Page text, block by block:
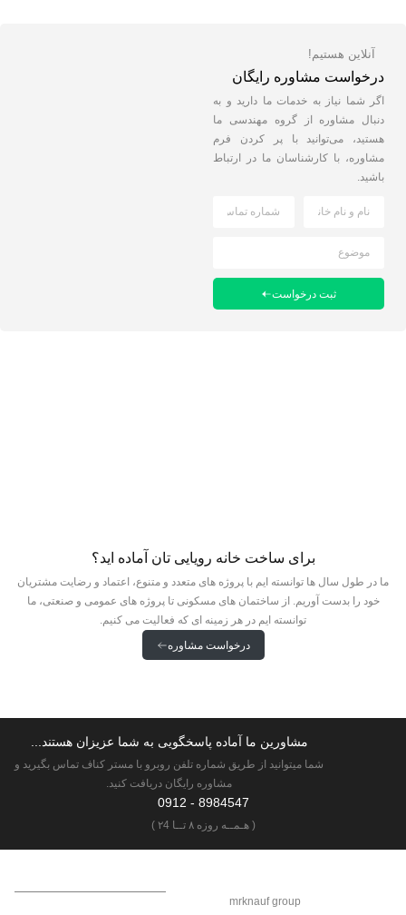
آنلاین هستیم!
درخواست مشاوره رایگان
اگر شما نیاز به خدمات ما دارید و به
دنبال مشاوره از گروه مهندسی ما
هستید، می‌توانید با پر کردن فرم
مشاوره، با کارشناسان ما در ارتباط
باشید.
ثبت درخواست
برای ساخت خانه رویایی تان آماده اید؟
ما در طول سال ها توانسته ایم با پروژه های متعدد و متنوع، اعتماد و رضایت مشتریان
خود را بدست آوریم. از ساختمان های مسکونی تا پروژه های عمومی و صنعتی، ما
توانسته ایم در هر زمینه ای که فعالیت می کنیم.
درخواست مشاوره
مشاورین ما آماده پاسخگویی به شما عزیزان هستند...
شما میتوانید از طریق شماره تلفن روبرو با مستر کناف تماس بگیرید و
مشاوره رایگان دریافت کنید.
8984547 - 0912
( هـمــه روزه ۸ تــا ۲4 )
mrknauf group